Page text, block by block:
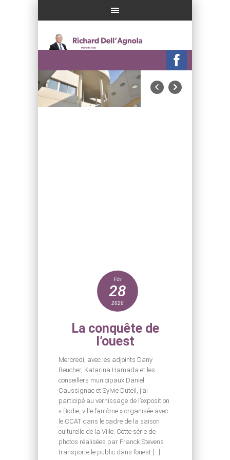
Fév
28
2020
La conquête de
l’ouest
Mercredi, avec les adjoints Dany
Beucher, Katarina Hamada et les
conseillers municipaux Daniel
Caussignac et Sylvie Duteil, j’ai
participé au vernissage de l’exposition
« Bodie, ville fantôme » organisée avec
le CCAT dans le cadre de la saison
culturelle de la Ville. Cette série de
photos réalisées par Franck Stevens
transporte le public dans l’ouest […]